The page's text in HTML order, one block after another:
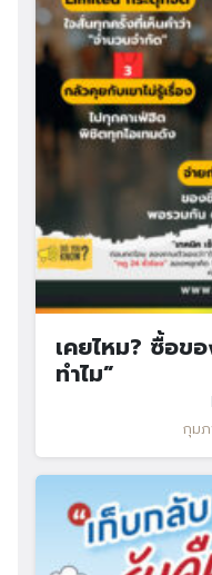
เคยไหม? ซื้อข
ทำไม”
กุม